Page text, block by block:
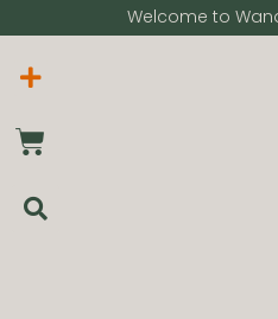
Welcome to